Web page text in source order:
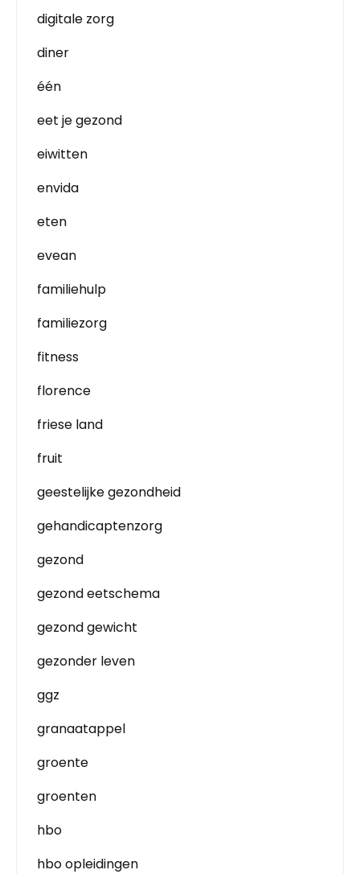
digitale zorg
diner
één
eet je gezond
eiwitten
envida
eten
evean
familiehulp
familiezorg
fitness
florence
friese land
fruit
geestelijke gezondheid
gehandicaptenzorg
gezond
gezond eetschema
gezond gewicht
gezonder leven
ggz
granaatappel
groente
groenten
hbo
hbo opleidingen